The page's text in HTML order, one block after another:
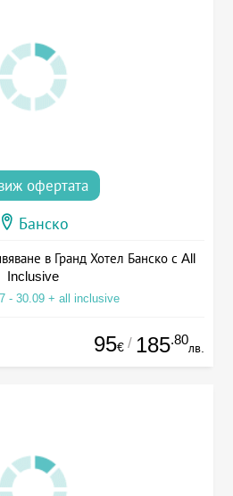
офертата
Банско
в Гранд Хотел Банско с All
Inclusive
- 30.09 + all inclusive
95€ / 185.80
лв.